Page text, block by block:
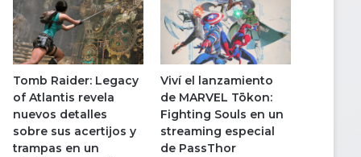
Tomb Raider: Legacy
of Atlantis revela
nuevos detalles
sobre sus acertijos y
trampas en un
Viví el lanzamiento
de MARVEL Tōkon:
Fighting Souls en un
streaming especial
de PassThor